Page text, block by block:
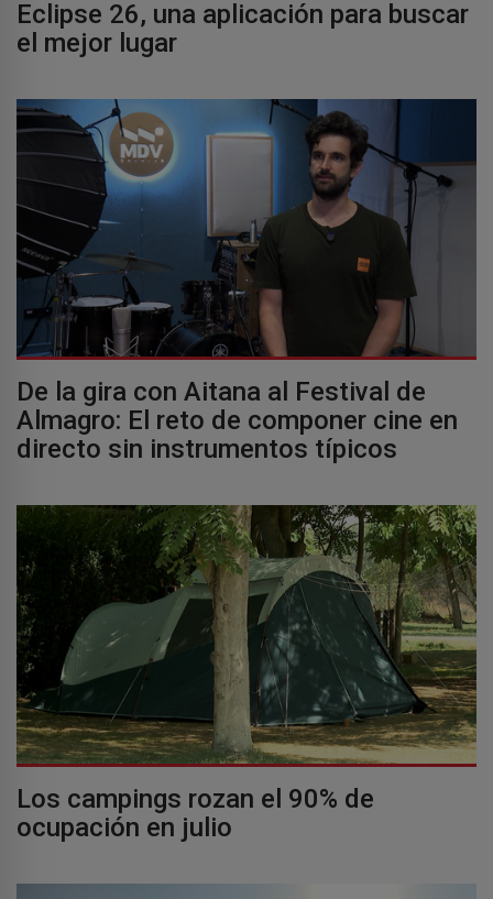
Eclipse 26, una aplicación para buscar
el mejor lugar
De la gira con Aitana al Festival de
Almagro: El reto de componer cine en
directo sin instrumentos típicos
Los campings rozan el 90% de
ocupación en julio